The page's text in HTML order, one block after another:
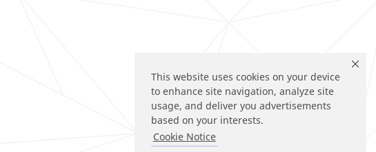
This website uses cookies on your device
to enhance site navigation, analyze site
usage, and deliver you advertisements
based on your interests.
Cookie Notice